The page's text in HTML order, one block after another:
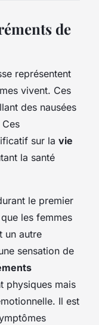
de
représentent
vivent. Ces
des nausées
sur la vie
la santé
le premier
les femmes
un autre
sensation de
physiques mais
Il est